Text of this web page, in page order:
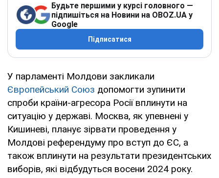
Будьте першими у курсі головного —
підпишіться на Новини на OBOZ.UA у
Google
Підписатися
У парламенті Молдови закликали
Європейський Союз допомогти зупинити
спроби країни-агресора Росії вплинути на
ситуацію у державі. Москва, як упевнені у
Кишиневі, планує зірвати проведення у
Молдові референдуму про вступ до ЄС, а
також вплинути на результати президентських
виборів, які відбудуться восени 2024 року.